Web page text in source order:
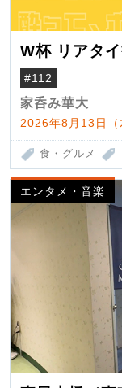
W杯 リアタ
#112
家呑み華大
2026年8月13日
食・グルメ
エンタメ・音楽